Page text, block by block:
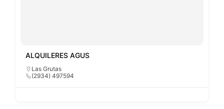
ALQUILERES AGUS
Las Grutas
(2934) 497594